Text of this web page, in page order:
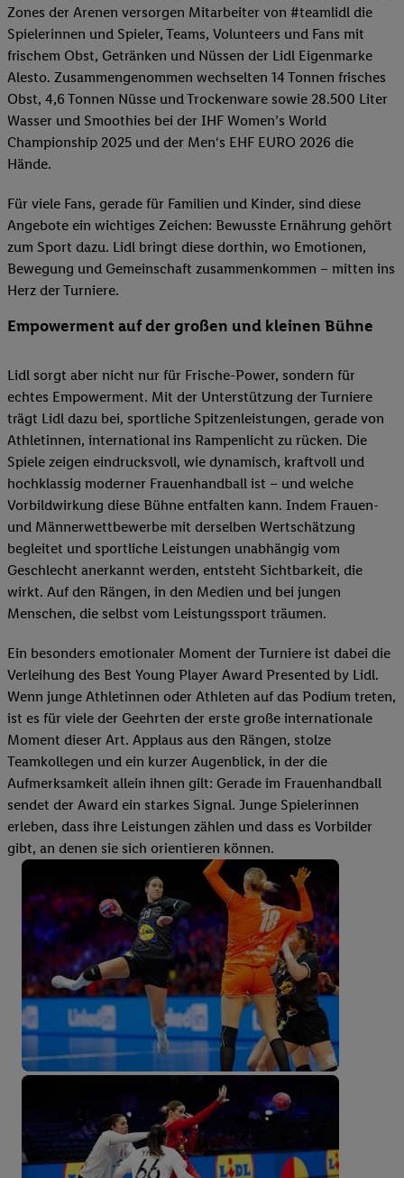
Zones der Arenen versorgen Mitarbeiter von #teamlidl die
Spielerinnen und Spieler, Teams, Volunteers und Fans mit
frischem Obst, Getränken und Nüssen der Lidl Eigenmarke
Alesto. Zusammengenommen wechselten 14 Tonnen frisches
Obst, 4,6 Tonnen Nüsse und Trockenware sowie 28.500 Liter
Wasser und Smoothies bei der IHF Women’s World
Championship 2025 und der Men‘s EHF EURO 2026 die
Hände.
Für viele Fans, gerade für Familien und Kinder, sind diese
Angebote ein wichtiges Zeichen: Bewusste Ernährung gehört
zum Sport dazu. Lidl bringt diese dorthin, wo Emotionen,
Bewegung und Gemeinschaft zusammenkommen – mitten ins
Herz der Turniere.
Empowerment auf der großen und kleinen Bühne
Lidl sorgt aber nicht nur für Frische-Power, sondern für
echtes Empowerment. Mit der Unterstützung der Turniere
trägt Lidl dazu bei, sportliche Spitzenleistungen, gerade von
Athletinnen, international ins Rampenlicht zu rücken. Die
Spiele zeigen eindrucksvoll, wie dynamisch, kraftvoll und
hochklassig moderner Frauenhandball ist – und welche
Vorbildwirkung diese Bühne entfalten kann. Indem Frauen-
und Männerwettbewerbe mit derselben Wertschätzung
begleitet und sportliche Leistungen unabhängig vom
Geschlecht anerkannt werden, entsteht Sichtbarkeit, die
wirkt. Auf den Rängen, in den Medien und bei jungen
Menschen, die selbst vom Leistungssport träumen.
Ein besonders emotionaler Moment der Turniere ist dabei die
Verleihung des Best Young Player Award Presented by Lidl.
Wenn junge Athletinnen oder Athleten auf das Podium treten,
ist es für viele der Geehrten der erste große internationale
Moment dieser Art. Applaus aus den Rängen, stolze
Teamkollegen und ein kurzer Augenblick, in der die
Aufmerksamkeit allein ihnen gilt: Gerade im Frauenhandball
sendet der Award ein starkes Signal. Junge Spielerinnen
erleben, dass ihre Leistungen zählen und dass es Vorbilder
gibt, an denen sie sich orientieren können.